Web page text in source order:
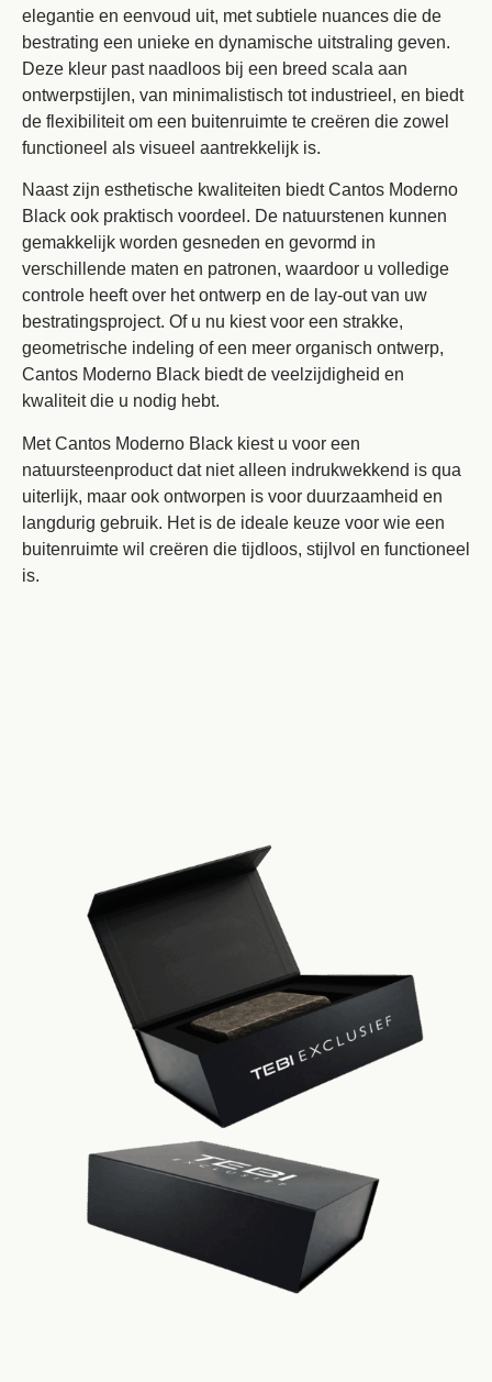
elegantie en eenvoud uit, met subtiele nuances die de
bestrating een unieke en dynamische uitstraling geven.
Deze kleur past naadloos bij een breed scala aan
ontwerpstijlen, van minimalistisch tot industrieel, en biedt
de flexibiliteit om een buitenruimte te creëren die zowel
functioneel als visueel aantrekkelijk is.
Naast zijn esthetische kwaliteiten biedt Cantos Moderno
Black ook praktisch voordeel. De natuurstenen kunnen
gemakkelijk worden gesneden en gevormd in
verschillende maten en patronen, waardoor u volledige
controle heeft over het ontwerp en de lay-out van uw
bestratingsproject. Of u nu kiest voor een strakke,
geometrische indeling of een meer organisch ontwerp,
Cantos Moderno Black biedt de veelzijdigheid en
kwaliteit die u nodig hebt.
Met Cantos Moderno Black kiest u voor een
natuursteenproduct dat niet alleen indrukwekkend is qua
uiterlijk, maar ook ontworpen is voor duurzaamheid en
langdurig gebruik. Het is de ideale keuze voor wie een
buitenruimte wil creëren die tijdloos, stijlvol en functioneel
is.